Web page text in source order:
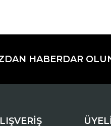
ederiz.
veya görüntülenemiyor.
olmalı.
HABERDAR